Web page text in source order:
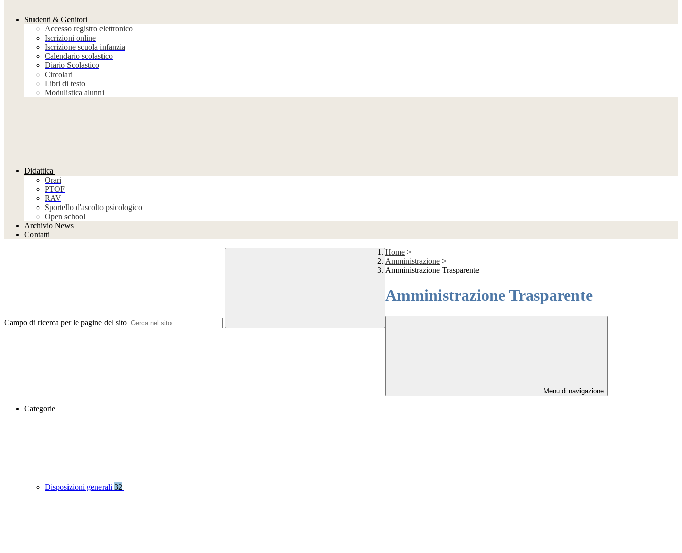
Studenti & Genitori
Accesso registro elettronico
Iscrizioni online
Iscrizione scuola infanzia
Calendario scolastico
Diario Scolastico
Circolari
Libri di testo
Modulistica alunni
Didattica
Orari
PTOF
RAV
Sportello d'ascolto psicologico
Open school
Archivio News
Contatti
Campo di ricerca per le pagine del sito
Home >
Amministrazione >
Amministrazione Trasparente
Amministrazione Trasparente
Menu di navigazione
Categorie
Disposizioni generali 32